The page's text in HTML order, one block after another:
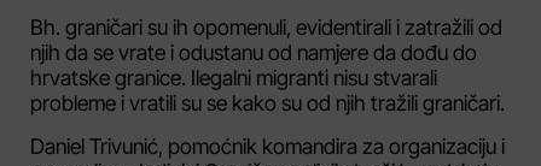
Bh. graničari su ih opomenuli, evidentirali i zatražili od
njih da se vrate i odustanu od namjere da dođu do
hrvatske granice. Ilegalni migranti nisu stvarali
probleme i vratili su se kako su od njih tražili graničari.
Daniel Trivunić, pomoćnik komandira za organizaciju i